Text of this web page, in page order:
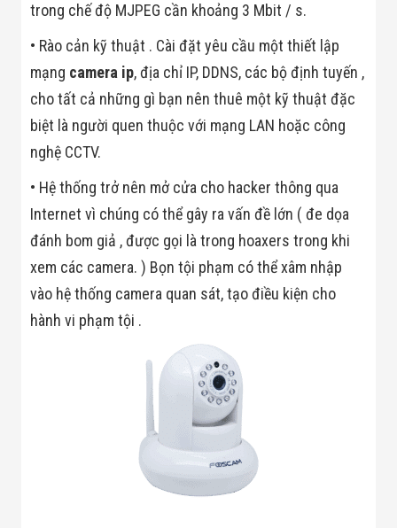
Khuôn Mặt
Hệ Thống Điện
Nhẹ
Thiết Bị Theo
Ngành
Thiết Bị Ngành
Thực Phẩm
Thiết Bị Ngành
Thiết Bị Ngành
Công Nghiệp
Thiết Bị Ngành
Giáo Dục
Thiết Bị Ngành
Thủy Sản
Thiết Bị Ngành
Giày Da, Túi
trong chế độ MJPEG cần khoảng 3 Mbit / s.
• Rào cản kỹ thuật . Cài đặt yêu cầu một thiết lập
mạng camera ip, địa chỉ IP, DDNS, các bộ định tuyến ,
cho tất cả những gì bạn nên thuê một kỹ thuật đặc
biệt là người quen thuộc với mạng LAN hoặc công
nghệ CCTV.
• Hệ thống trở nên mở cửa cho hacker thông qua
Internet vì chúng có thể gây ra vấn đề lớn ( đe dọa
đánh bom giả , được gọi là trong hoaxers trong khi
xem các camera. ) Bọn tội phạm có thể xâm nhập
vào hệ thống camera quan sát, tạo điều kiện cho
hành vi phạm tội .